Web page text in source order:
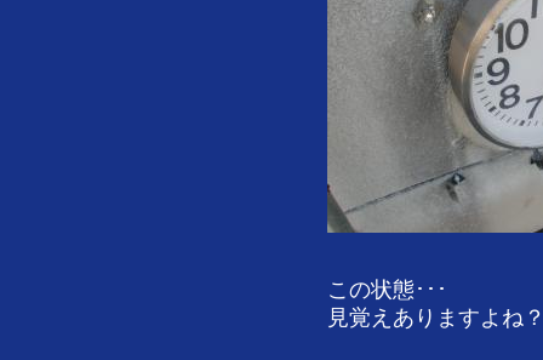
この状態･･･
見覚えありますよね